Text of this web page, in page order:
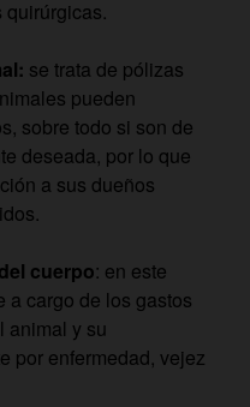
quirúrgicas.
se trata de pólizas
pueden
sobre todo si son de
deseada, por lo que
a sus dueños
cuerpo: en este
a cargo de los gastos
animal y su
por enfermedad, vejez